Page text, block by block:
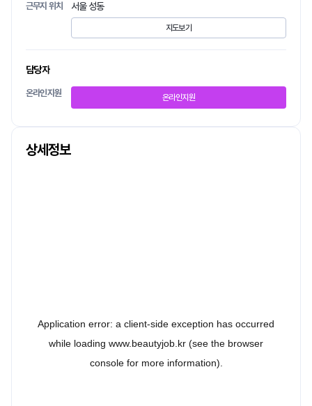
근무지 위치 서울 성동
지도보기
담당자
온라인지원 온라인지원
상세정보